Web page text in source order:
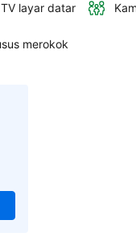
TV layar datar
merokok